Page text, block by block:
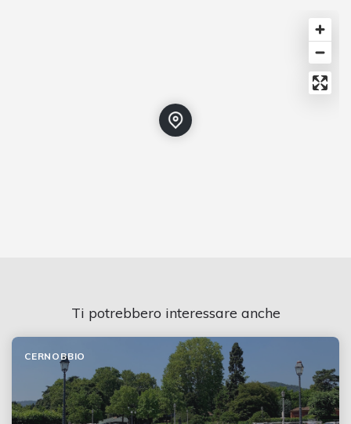
Ti potrebbero interessare anche
CERNOBBIO